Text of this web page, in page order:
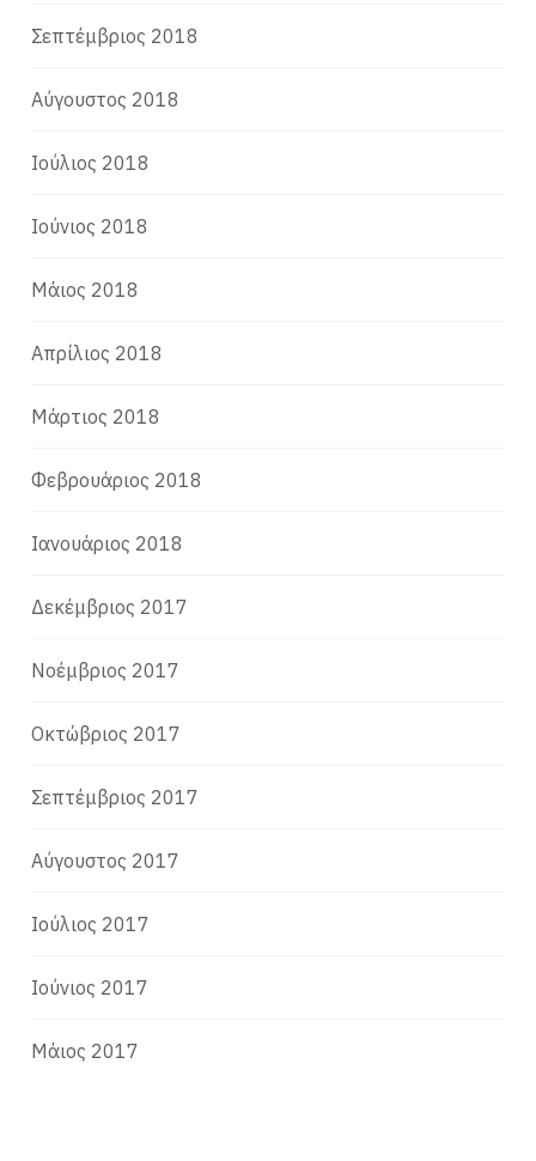
Σεπτέμβριος 2018
Αύγουστος 2018
Ιούλιος 2018
Ιούνιος 2018
Μάιος 2018
Απρίλιος 2018
Μάρτιος 2018
Φεβρουάριος 2018
Ιανουάριος 2018
Δεκέμβριος 2017
Νοέμβριος 2017
Οκτώβριος 2017
Σεπτέμβριος 2017
Αύγουστος 2017
Ιούλιος 2017
Ιούνιος 2017
Μάιος 2017